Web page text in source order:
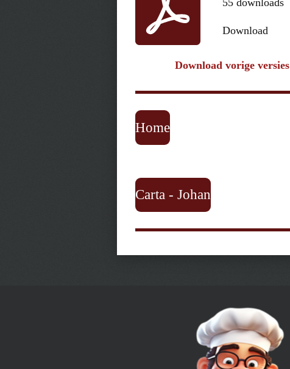
55 downloads
Download
Download vorige versies
Home
Carta - Johan